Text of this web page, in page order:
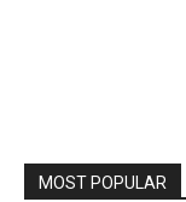
MOST POPULAR